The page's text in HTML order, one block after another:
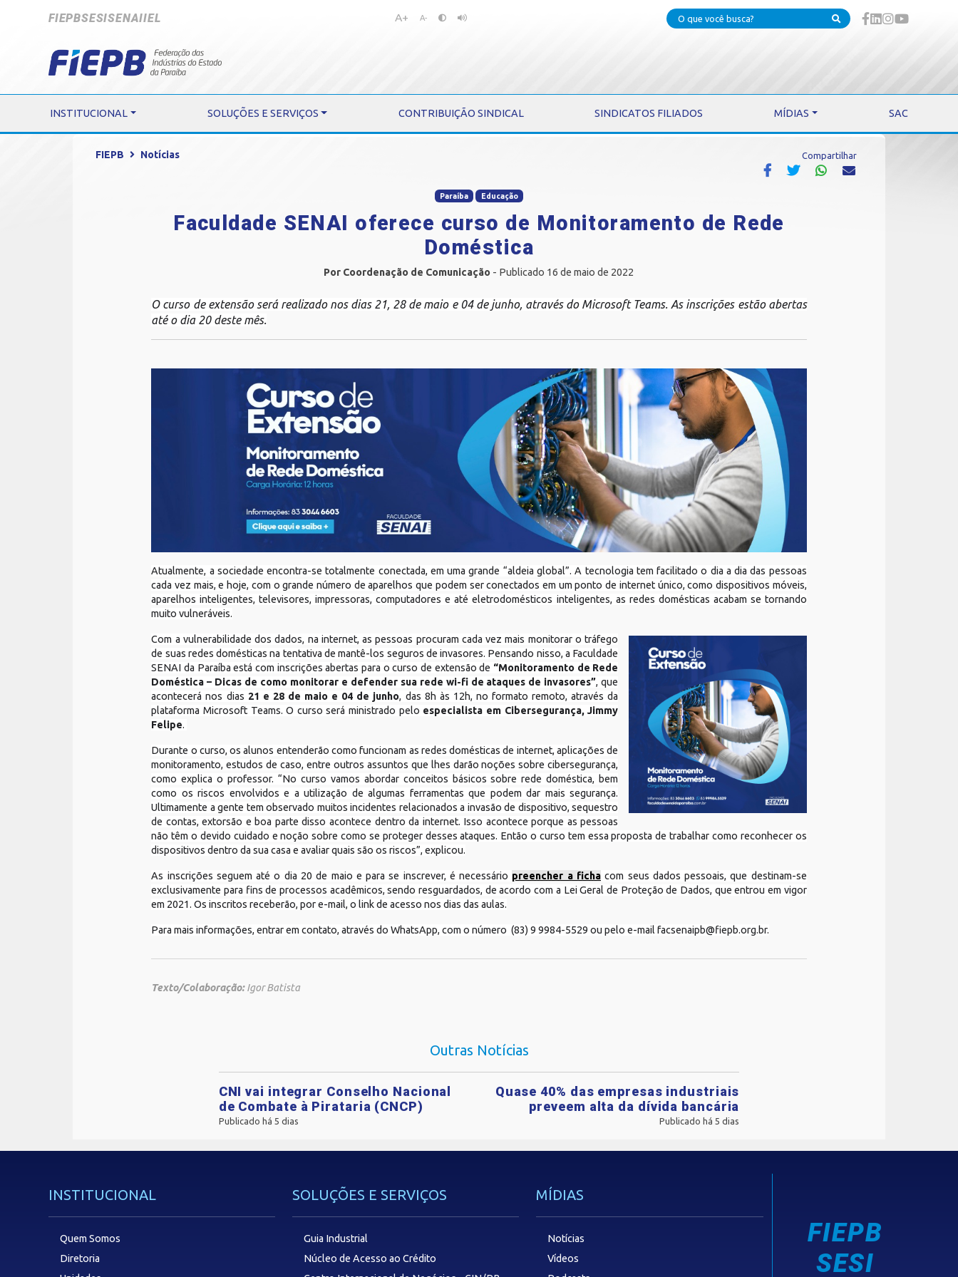
FIEPBSESISENAIIEL
Pular
Pular
A+ A-
INSTITUCIONAL SOLUÇÕES E SERVIÇOS CONTRIBUIÇÃO SINDICAL SINDICATOS FILIADOS MÍDIAS SAC
FIEPB Notícias Compartilhar
Paraíba Educação
Faculdade SENAI oferece curso de Monitoramento de Rede
Doméstica
Por Coordenação de Comunicação - Publicado 16 de maio de 2022
O curso de extensão será realizado nos dias 21, 28 de maio e 04 de junho, através do Microsoft Teams. As inscrições estão abertas
até o dia 20 deste mês.
Atualmente, a sociedade encontra-se totalmente conectada, em uma grande “aldeia global”. A tecnologia tem facilitado o dia a dia das pessoas
cada vez mais, e hoje, com o grande número de aparelhos que podem ser conectados em um ponto de internet único, como dispositivos móveis,
aparelhos inteligentes, televisores, impressoras, computadores e até eletrodomésticos inteligentes, as redes domésticas acabam se tornando
muito vulneráveis.
Com a vulnerabilidade dos dados, na internet, as pessoas procuram cada vez mais monitorar o tráfego
de suas redes domésticas na tentativa de mantê-los seguros de invasores. Pensando nisso, a Faculdade
SENAI da Paraíba está com inscrições abertas para o curso de extensão de “Monitoramento de Rede
Doméstica – Dicas de como monitorar e defender sua rede wi-fi de ataques de invasores”, que
acontecerá nos dias 21 e 28 de maio e 04 de junho, das 8h às 12h, no formato remoto, através da
plataforma Microsoft Teams. O curso será ministrado pelo especialista em Cibersegurança, Jimmy
Felipe.
Durante o curso, os alunos entenderão como funcionam as redes domésticas de internet, aplicações de
monitoramento, estudos de caso, entre outros assuntos que lhes darão noções sobre cibersegurança,
como explica o professor. “No curso vamos abordar conceitos básicos sobre rede doméstica, bem
como os riscos envolvidos e a utilização de algumas ferramentas que podem dar mais segurança.
Ultimamente a gente tem observado muitos incidentes relacionados a invasão de dispositivo, sequestro
de contas, extorsão e boa parte disso acontece dentro da internet. Isso acontece porque as pessoas
não têm o devido cuidado e noção sobre como se proteger desses ataques. Então o curso tem essa proposta de trabalhar como reconhecer os
dispositivos dentro da sua casa e avaliar quais são os riscos”, explicou.
As inscrições seguem até o dia 20 de maio e para se inscrever, é necessário preencher a ficha com seus dados pessoais, que destinam-se
exclusivamente para fins de processos acadêmicos, sendo resguardados, de acordo com a Lei Geral de Proteção de Dados, que entrou em vigor
em 2021. Os inscritos receberão, por e-mail, o link de acesso nos dias das aulas.
Para mais informações, entrar em contato, através do WhatsApp, com o número (83) 9 9984-5529 ou pelo e-mailfacsenaipb@fiepb.org.br.
Texto/Colaboração:Igor Batista
Outras Notícias
CNI vai integrar Conselho Nacional
de Combate à Pirataria (CNCP)
Publicado há 5 dias
Quase 40% das empresas industriais
preveem alta da dívida bancária
Publicado há 5 dias
INSTITUCIONAL
Quem Somos
Diretoria
SOLUÇÕES E SERVIÇOS
Guia Industrial
Núcleo de Acesso ao Crédito
MÍDIAS
Notícias
Vídeos
FIEPB
SESI